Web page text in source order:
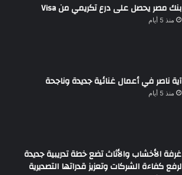
بنك مصر يحصل على درع تكريمي من Visa
منذ 5 أيام
آية ناصر في أعمال غنائية جديدة وناجحة
منذ 5 أيام
غرفة الأخشاب والأثاث تضع خطة تدريبية جديدة
لرفع كفاءة الشركات وتعزيز قدراتها التصديرية